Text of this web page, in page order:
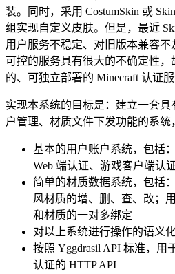
装。同时，采用 CostumSkin 或
组实现自定义皮肤。但是，最近
用户服务不稳定、对旧版本兼容
可控的服务具有很大的不确定性
的、可独立部署的 Minecraft 认证
实现本系统的目标是：建立一套
户管理、材质文件下发功能的系统
基本的用户账户系统，包括
Web 端认证、游戏客户端认
简单的材质数据系统，包括
风材质的增、删、查、改；
和材质的一对多绑定
对以上系统进行操作的语义
按照 Yggdrasil API 标准，用
认证的 HTTP API